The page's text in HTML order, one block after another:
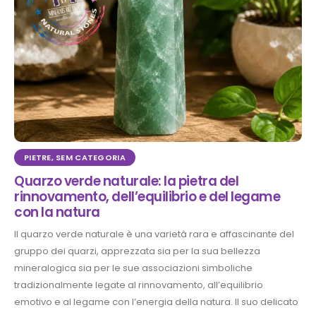
PIETRE, SEM CATEGORIA
Quarzo verde naturale: la pietra del
rinnovamento, dell’equilibrio e del legame
con la natura
Il quarzo verde naturale è una varietà rara e affascinante del
gruppo dei quarzi, apprezzata sia per la sua bellezza
mineralogica sia per le sue associazioni simboliche
tradizionalmente legate al rinnovamento, all’equilibrio
emotivo e al legame con l’energia della natura. Il suo delicato